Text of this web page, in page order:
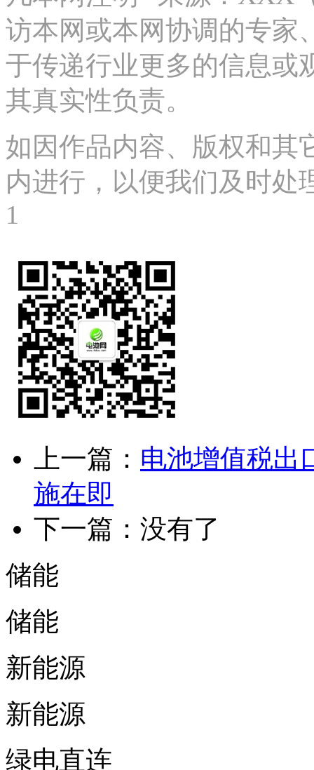
访本网或本网协调的专家
于传递行业更多的信息或
其真实性负责。
如因作品内容、版权和其
内进行，以便我们及时处
1
上一篇： 电池增值税出
施在即
下一篇：没有了
储能
储能
新能源
新能源
绿电直连